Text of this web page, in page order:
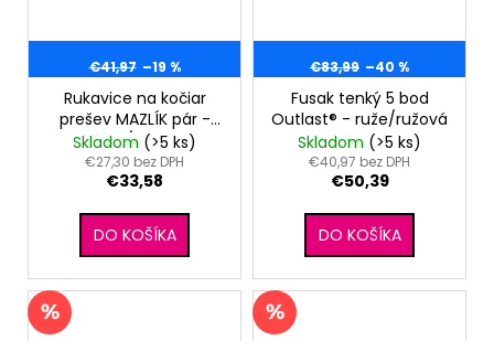
€41,97 –19 %
Rukavice na kočiar
prešev MAZLÍK pár -
biela/čierna
Skladom (>5 ks)
€27,30 bez DPH
€33,58
DO KOŠÍKA
€83,99 –40 %
Fusak tenký 5 bod
Outlast® - ruže/ružová
Skladom (>5 ks)
€40,97 bez DPH
€50,39
DO KOŠÍKA